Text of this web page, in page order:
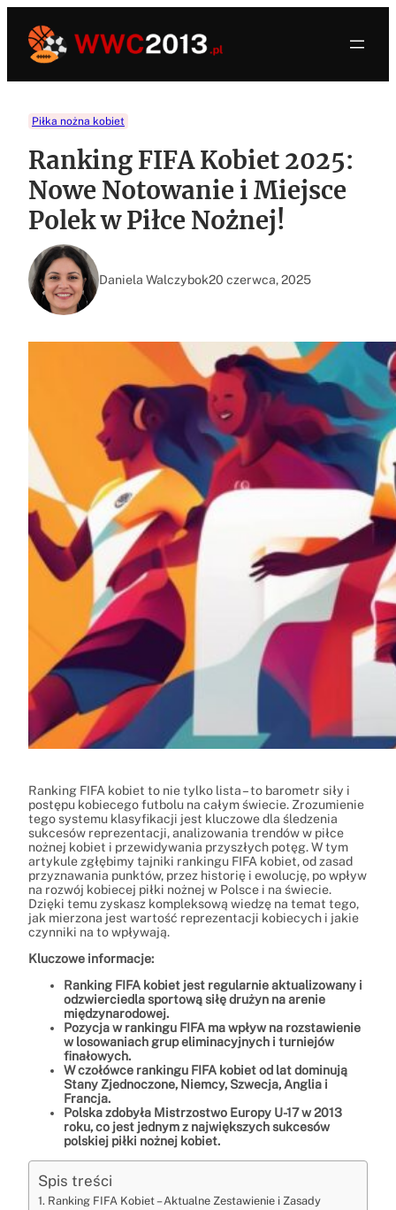
treści
Piłka nożna kobiet
Ranking FIFA Kobiet 2025:
Nowe Notowanie i Miejsce
Polek w Piłce Nożnej!
Daniela Walczybok20 czerwca, 2025
Ranking FIFA kobiet to nie tylko lista – to barometr siły i
postępu kobiecego futbolu na całym świecie. Zrozumienie
tego systemu klasyfikacji jest kluczowe dla śledzenia
sukcesów reprezentacji, analizowania trendów w piłce
nożnej kobiet i przewidywania przyszłych potęg. W tym
artykule zgłębimy tajniki rankingu FIFA kobiet, od zasad
przyznawania punktów, przez historię i ewolucję, po wpływ
na rozwój kobiecej piłki nożnej w Polsce i na świecie.
Dzięki temu zyskasz kompleksową wiedzę na temat tego,
jak mierzona jest wartość reprezentacji kobiecych i jakie
czynniki na to wpływają.
Kluczowe informacje:
Ranking FIFA kobiet jest regularnie aktualizowany i
odzwierciedla sportową siłę drużyn na arenie
międzynarodowej.
Pozycja w rankingu FIFA ma wpływ na rozstawienie
w losowaniach grup eliminacyjnych i turniejów
finałowych.
W czołówce rankingu FIFA kobiet od lat dominują
Stany Zjednoczone, Niemcy, Szwecja, Anglia i
Francja.
Polska zdobyła Mistrzostwo Europy U-17 w 2013
roku, co jest jednym z największych sukcesów
polskiej piłki nożnej kobiet.
Spis treści
Ranking FIFA Kobiet – Aktualne Zestawienie i Zasady